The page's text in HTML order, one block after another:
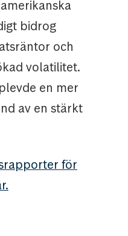
bidrog
och
volatilitet.
en mer
av en stärkt
för